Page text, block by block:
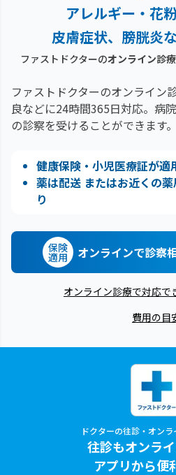
アレルギー・花粉
皮膚症状、膀胱炎
ファストドクターのオンライン診療
ファストドクターのオンライン
良などに24時間365日対応。 病
の診察を受けることができます。
健康保険・小児医療証が適
薬は配送 またはお近くの
り
保険
適用 オンラインで診察
オンライン診療で対応で
費用の目
ドクターの往診・オン
往診もオンラ
アプリから便